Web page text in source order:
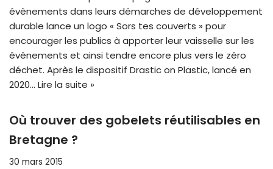
évènements dans leurs démarches de développement
durable lance un logo « Sors tes couverts » pour
encourager les publics à apporter leur vaisselle sur les
évènements et ainsi tendre encore plus vers le zéro
déchet. Après le dispositif Drastic on Plastic, lancé en
2020… Lire la suite »
Où trouver des gobelets réutilisables en
Bretagne ?
30 mars 2015